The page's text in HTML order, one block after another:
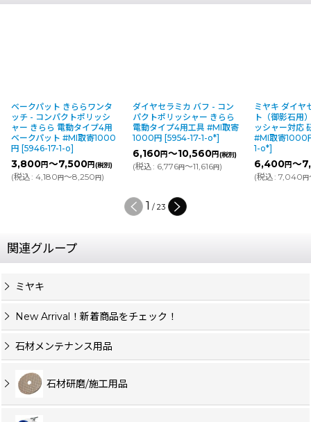
ベークパット きららワンタ
ッチ - コンパクトポリッシ
ャー きらら 電動タイプ4用
ベークパット #MI取寄1000
円 [5946-17-1-o]
3,800円～7,500円(税別)
(税込: 4,180円～8,250円)
ダイヤセラミカ バフ - コン
パクトポリッシャー きらら
電動タイプ4用工具 #MI取寄
1000円 [5954-17-1-o*]
6,160円～10,560円(税別)
(税込: 6,776円～11,616円)
ミヤキ ダイヤ
ト（御影石用
ッシャー対応
#MI取寄1000
1-o*]
6,400円～
(税込: 7,040円
1 / 23
関連グループ
ミヤキ
New Arrival！新着商品をチェック！
石材メンテナンス用品
石材研磨/施工用品